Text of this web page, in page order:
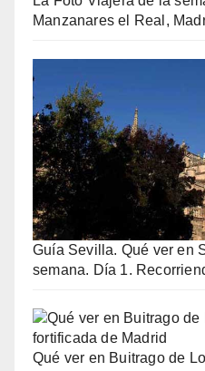
Manzanares el Real,
Guía Sevilla. Qué ver en
semana. Día 1.
Qué ver en Buitrago de